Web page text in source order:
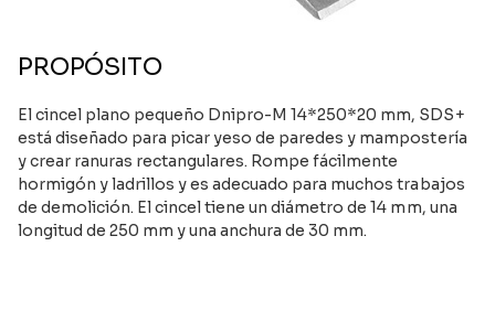
PROPÓSITO
El cincel plano pequeño Dnipro-M 14*250*20 mm, SDS+
está diseñado para picar yeso de paredes y mampostería
y crear ranuras rectangulares. Rompe fácilmente
hormigón y ladrillos y es adecuado para muchos trabajos
de demolición. El cincel tiene un diámetro de 14 mm, una
longitud de 250 mm y una anchura de 30 mm.